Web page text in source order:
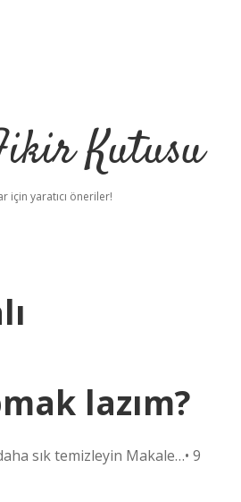
Kutusu
için yaratıcı öneriler!
lazım?
sık temizleyin Makale…• 9